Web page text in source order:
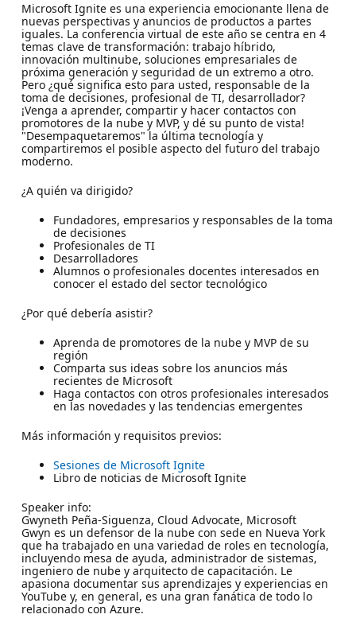
Microsoft Ignite es una experiencia emocionante llena de
nuevas perspectivas y anuncios de productos a partes
iguales. La conferencia virtual de este año se centra en 4
temas clave de transformación: trabajo híbrido,
innovación multinube, soluciones empresariales de
próxima generación y seguridad de un extremo a otro.
Pero ¿qué significa esto para usted, responsable de la
toma de decisiones, profesional de TI, desarrollador?
¡Venga a aprender, compartir y hacer contactos con
promotores de la nube y MVP, y dé su punto de vista!
"Desempaquetaremos" la última tecnología y
compartiremos el posible aspecto del futuro del trabajo
moderno.
¿A quién va dirigido?
Fundadores, empresarios y responsables de la toma
de decisiones
Profesionales de TI
Desarrolladores
Alumnos o profesionales docentes interesados en
conocer el estado del sector tecnológico
¿Por qué debería asistir?
Aprenda de promotores de la nube y MVP de su
región
Comparta sus ideas sobre los anuncios más
recientes de Microsoft
Haga contactos con otros profesionales interesados
en las novedades y las tendencias emergentes
Más información y requisitos previos:
Sesiones de Microsoft Ignite
Libro de noticias de Microsoft Ignite
Speaker info:
Gwyneth Peña-Siguenza, Cloud Advocate, Microsoft
Gwyn es un defensor de la nube con sede en Nueva York
que ha trabajado en una variedad de roles en tecnología,
incluyendo mesa de ayuda, administrador de sistemas,
ingeniero de nube y arquitecto de capacitación. Le
apasiona documentar sus aprendizajes y experiencias en
YouTube y, en general, es una gran fanática de todo lo
relacionado con Azure.